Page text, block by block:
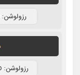
رزولوشن: 720p
رزولوشن: 1080p